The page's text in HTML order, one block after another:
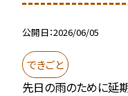
公開日 2026/06/05
できごと
先日の雨のために延